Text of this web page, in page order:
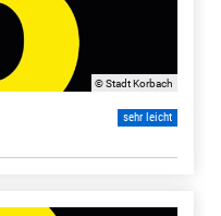
© Stadt Korbach
sehr leicht